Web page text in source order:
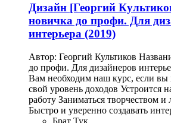
Дизайн [Георгий
новичка до профи. Для
интерьера (2019)
Автор: Георгий Культиков
до профи. Для дизайнеров
Вам необходим наш курс, если вы
свой уровень доходов Устроится
работу Заниматься творчеством
Быстро и уверенно создавать
Брат Тук